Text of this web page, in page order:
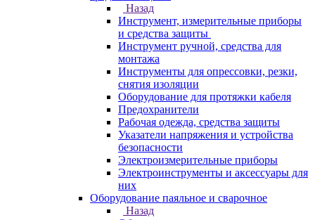
Назад
Инструмент, измерительные приборы
и средства защиты
Инструмент ручной, средства для
монтажа
Инструменты для опрессовки, резки,
снятия изоляции
Оборудование для протяжки кабеля
Предохранители
Рабочая одежда, средства защиты
Указатели напряжения и устройства
безопасности
Электроизмерительные приборы
Электроинструменты и аксессуары для
них
Оборудование паяльное и сварочное
Назад